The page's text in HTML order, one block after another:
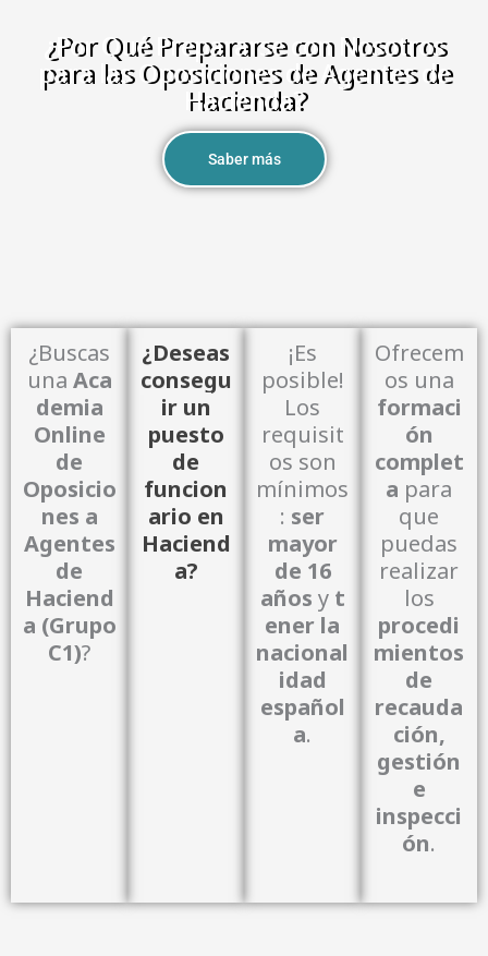
¿Por Qué Prepararse con Nosotros
para las Oposiciones de Agentes de
Hacienda?
Saber más
¿Buscas
una Aca
demia
Online
de
Oposicio
nes a
Agentes
de
Haciend
a (Grupo
C1)?
¿Deseas
consegu
ir un
puesto
de
funcion
ario en
Haciend
a?
¡Es
posible!
Los
requisit
os son
mínimos
: ser
mayor
de 16
años y t
ener la
nacional
idad
español
a.
Ofrecem
os una
formaci
ón
complet
a para
que
puedas
realizar
los
procedi
mientos
de
recauda
ción,
gestión
e
inspecci
ón.
foros prepara
nte y
esfuerz
o adicio